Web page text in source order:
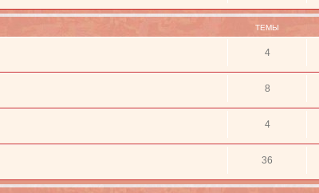
ТЕМЫ
4
8
4
36